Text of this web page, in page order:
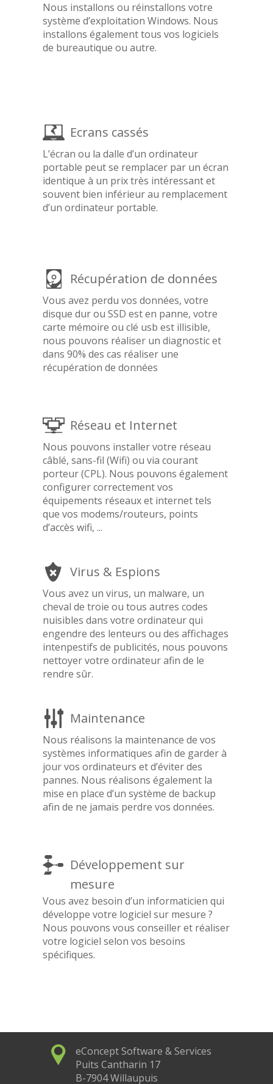
Nous installons ou réinstallons votre
système d’exploitation Windows. Nous
installons également tous vos logiciels
de bureautique ou autre.
Ecrans cassés
L’écran ou la dalle d’un ordinateur
portable peut se remplacer par un écran
identique à un prix très intéressant et
souvent bien inférieur au remplacement
d’un ordinateur portable.
Récupération de données
Vous avez perdu vos données, votre
disque dur ou SSD est en panne, votre
carte mémoire ou clé usb est illisible,
nous pouvons réaliser un diagnostic et
dans 90% des cas réaliser une
récupération de données
Réseau et Internet
Nous pouvons installer votre réseau
câblé, sans-fil (Wifi) ou via courant
porteur (CPL). Nous pouvons également
configurer correctement vos
équipements réseaux et internet tels
que vos modems/routeurs, points
d’accès wifi, ...
Virus & Espions
Vous avez un virus, un malware, un
cheval de troie ou tous autres codes
nuisibles dans votre ordinateur qui
engendre des lenteurs ou des affichages
intenpestifs de publicités, nous pouvons
nettoyer votre ordinateur afin de le
rendre sûr.
Maintenance
Nous réalisons la maintenance de vos
systèmes informatiques afin de garder à
jour vos ordinateurs et d’éviter des
pannes. Nous réalisons également la
mise en place d’un système de backup
afin de ne jamais perdre vos données.
Développement sur
mesure
Vous avez besoin d’un informaticien qui
développe votre logiciel sur mesure ?
Nous pouvons vous conseiller et réaliser
votre logiciel selon vos besoins
spécifiques.
eConcept Software & Services
Puits Cantharin 17
B-7904 Willaupuis